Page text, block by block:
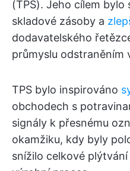
(TPS). Jeho cílem bylo
skladové zásoby a
dodavatelského
průmyslu odstraněním
TPS bylo inspirováno
obchodech s
signály k přesnému
okamžiku, kdy byly
snížilo celkové